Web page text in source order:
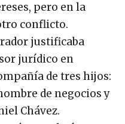
pero en la
conflicto.
justificaba
jurídico en
de tres hijos:
de negocios y
Chávez.